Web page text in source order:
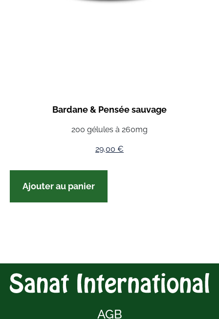
Bardane & Pensée sauvage
200 gélules à 260mg
29,00 €
Ajouter au panier
AGB